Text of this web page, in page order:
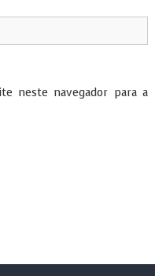
neste navegador para a